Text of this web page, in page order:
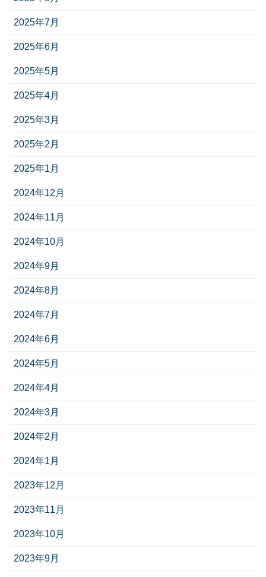
2025年7月
2025年6月
2025年5月
2025年4月
2025年3月
2025年2月
2025年1月
2024年12月
2024年11月
2024年10月
2024年9月
2024年8月
2024年7月
2024年6月
2024年5月
2024年4月
2024年3月
2024年2月
2024年1月
2023年12月
2023年11月
2023年10月
2023年9月